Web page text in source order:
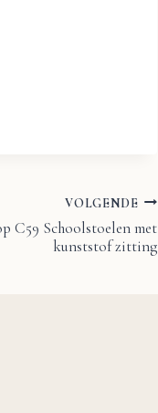
VOLGENDE
C59 Schoolstoelen met
kunststof zitting